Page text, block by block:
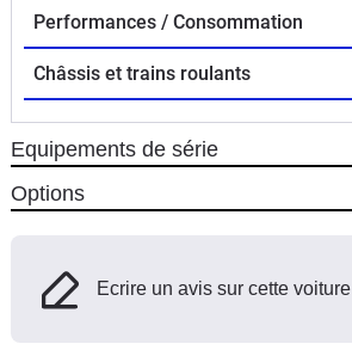
Performances / Consommation
Châssis et trains roulants
Equipements de série
Options
Ecrire un avis sur cette voiture